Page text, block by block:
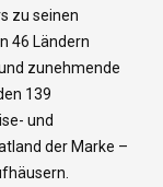
zu seinen
46 Ländern
zunehmende
139
und
der Marke –